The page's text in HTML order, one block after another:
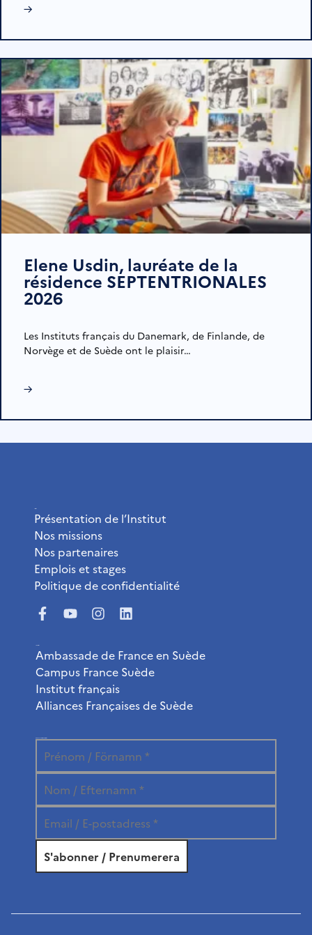
→
Elene Usdin, lauréate de la
résidence SEPTENTRIONALES
2026
Les Instituts français du Danemark, de Finlande, de
Norvège et de Suède ont le plaisir…
→
Présentation de l’Institut
Nos missions
Nos partenaires
Emplois et stages
Politique de confidentialité
Ambassade de France en Suède
Campus France Suède
Institut français
Alliances Françaises de Suède